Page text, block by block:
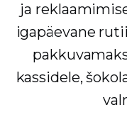
ja
igapäevane
kassidele,